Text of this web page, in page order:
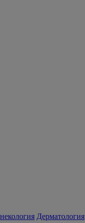
Дерматология